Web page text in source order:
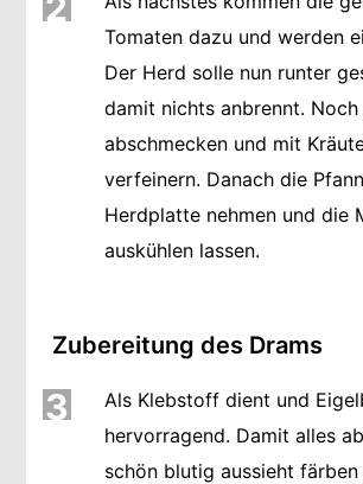
2
Tomaten dazu und werden
Der Herd solle nun runter
damit nichts anbrennt. Noch
abschmecken und mit
verfeinern. Danach die
Herdplatte nehmen und die
auskühlen lassen.
Zubereitung des Drams
3
Als Klebstoff dient und
hervorragend. Damit alles
schön blutig aussieht